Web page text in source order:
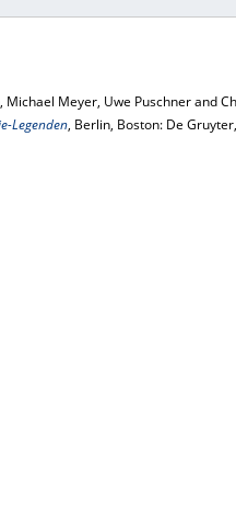
Meyer, Uwe Puschner and
Legenden, Berlin, Boston: De